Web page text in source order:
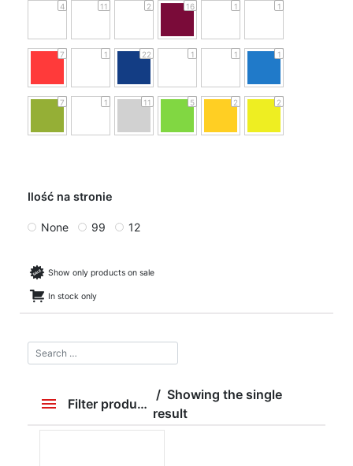
4 11 2 16 1 1
7 1 22 1 1 1
7 1 11 5 2 2
Ilość na stronie
None 99 12
Show only products on sale
In stock only
Filter products
Showing the single
result
Price